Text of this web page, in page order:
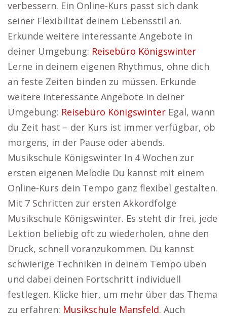
verbessern. Ein Online-Kurs passt sich dank
seiner Flexibilität deinem Lebensstil an.
Erkunde weitere interessante Angebote in
deiner Umgebung: Reisebüro Königswinter
Lerne in deinem eigenen Rhythmus, ohne dich
an feste Zeiten binden zu müssen. Erkunde
weitere interessante Angebote in deiner
Umgebung: Reisebüro Königswinter Egal, wann
du Zeit hast – der Kurs ist immer verfügbar, ob
morgens, in der Pause oder abends.
Musikschule Königswinter In 4 Wochen zur
ersten eigenen Melodie Du kannst mit einem
Online-Kurs dein Tempo ganz flexibel gestalten.
Mit 7 Schritten zur ersten Akkordfolge
Musikschule Königswinter. Es steht dir frei, jede
Lektion beliebig oft zu wiederholen, ohne den
Druck, schnell voranzukommen. Du kannst
schwierige Techniken in deinem Tempo üben
und dabei deinen Fortschritt individuell
festlegen. Klicke hier, um mehr über das Thema
zu erfahren: Musikschule Mansfeld. Auch